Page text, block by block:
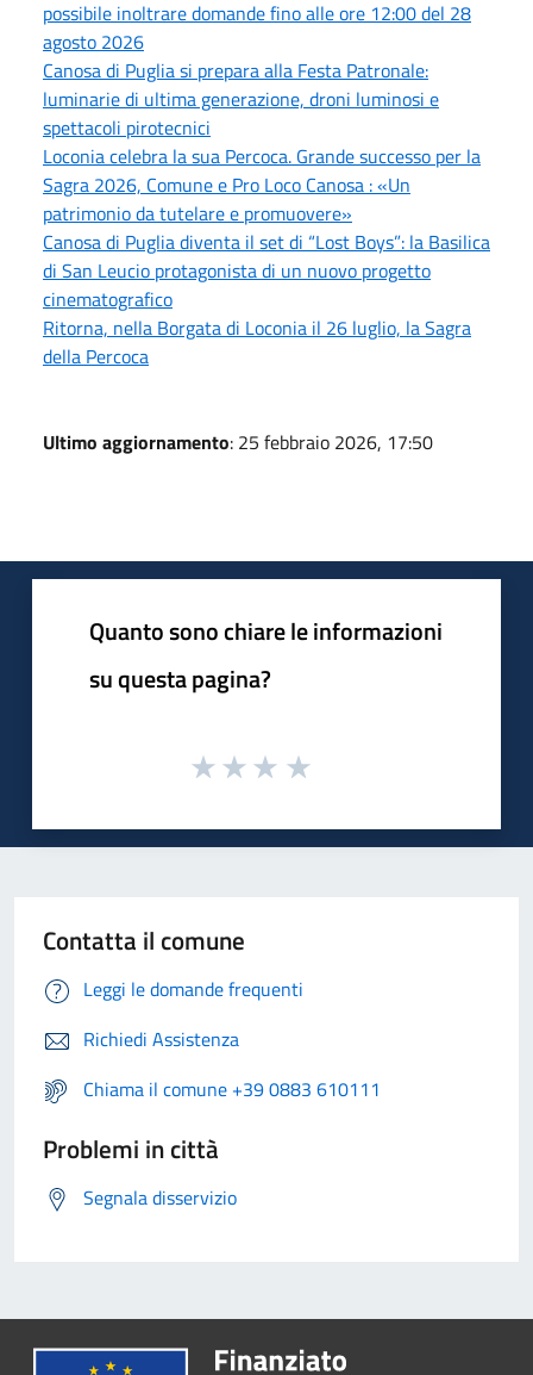
possibile inoltrare domande fino alle ore 12:00 del 28
agosto 2026
Canosa di Puglia si prepara alla Festa Patronale:
luminarie di ultima generazione, droni luminosi e
spettacoli pirotecnici
Loconia celebra la sua Percoca. Grande successo per la
Sagra 2026, Comune e Pro Loco Canosa : «Un
patrimonio da tutelare e promuovere»
Canosa di Puglia diventa il set di “Lost Boys”: la Basilica
di San Leucio protagonista di un nuovo progetto
cinematografico
Ritorna, nella Borgata di Loconia il 26 luglio, la Sagra
della Percoca
Ultimo aggiornamento: 25 febbraio 2026, 17:50
Quanto sono chiare le informazioni
su questa pagina?
Contatta il comune
Leggi le domande frequenti
Richiedi Assistenza
Chiama il comune +39 0883 610111
Problemi in città
Segnala disservizio